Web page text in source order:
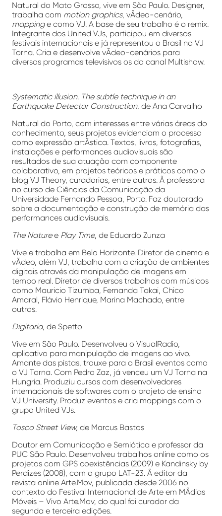
Natural do Mato Grosso, vive em São Paulo. Designer,
trabalha com motion graphics, vÃ­deo-cenário,
mappinge como VJ. A base de seu trabalho é o remix.
Integrante dos United VJs, participou em diversos
festivais internacionais e já representou o Brasil no VJ
Torna. Cria e desenvolve vÃ­deo-cenários para
diversos programas televisivos os do canal Multishow.
Systematic illusion. The subtle technique in an
Earthquake Detector Construction, de Ana Carvalho
Natural do Porto, com interesses entre várias áreas do
conhecimento, seus projetos evidenciam o processo
como expressão artÃ­stica. Textos, livros, fotografias,
instalações e performances audiovisuais são
resultados de sua atuação com componente
colaborativo, em projetos teóricos e práticos como o
blog VJ Theory, curadorias, entre outros. Ã professora
no curso de Ciências da Comunicação da
Universidade Fernando Pessoa, Porto. Faz doutorado
sobre a documentação e construção de memória das
performances audiovisuais.
The Naturee Play Time, de Eduardo Zunza
Vive e trabalha em Belo Horizonte. Diretor de cinema e
vÃ­deo, além VJ, trabalha com a criação de ambientes
digitais através da manipulação de imagens em
tempo real. Diretor de diversos trabalhos com músicos
como Mauricio Tizumba, Fernanda Takai, Chico
Amaral, Flávio Henrique, Marina Machado, entre
outros.
Digitaria, de Spetto
Vive em São Paulo. Desenvolveu o VisualRadio,
aplicativo para manipulação de imagens ao vivo.
Amante das pistas, trouxe para o Brasil eventos como
o VJ Torna. Com Pedro Zaz, já venceu um VJ Torna na
Hungria. Produziu cursos com desenvolvedores
internacionais de softwares com o projeto de ensino
VJ University. Produz eventos e cria mappings com o
grupo United VJs.
Tosco Street View, de Marcus Bastos
Doutor em Comunicação e Semiótica e professor da
PUC São Paulo. Desenvolveu trabalhos online como os
projetos com GPS coexistências (2009) e Kandinsky by
Perdizes (2008), com o grupo LAT-23. Ã editor da
revista online Arte.Mov, publicada desde 2006 no
contexto do Festival Internacional de Arte em MÃ­dias
Móveis – Vivo Arte.Mov, do qual foi curador da
segunda e terceira edições.